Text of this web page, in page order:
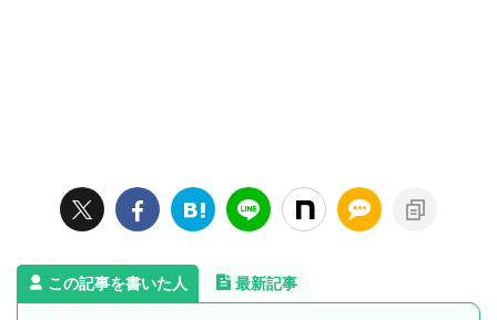
この記事を書いた人 最新記事